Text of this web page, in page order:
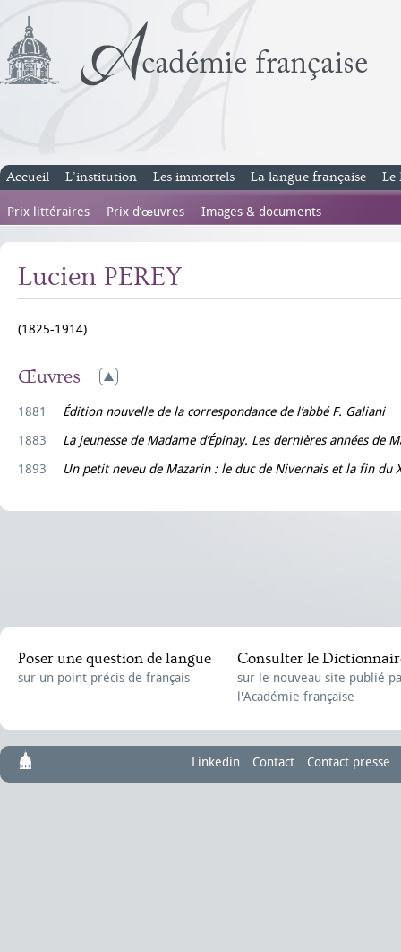
Accueil L’institution Les immortels La langue française Le
Prix littéraires Prix d’œuvres Images & documents
Lucien PEREY
(1825-1914).
Œuvres
1881
Édition nouvelle de la correspondance de l’abbé F. Galiani
1883
La jeunesse de Madame d’Épinay. Les dernières années de
1893
Un petit neveu de Mazarin : le duc de Nivernais et la fin du
Poser une question de langue
sur un point précis de français
Consulter le
sur le nouveau site publié
l'Académie française
Linkedin Contact Contact presse